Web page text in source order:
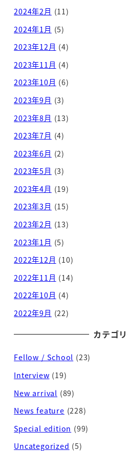
2024年2月 (11)
2024年1月 (5)
2023年12月 (4)
2023年11月 (4)
2023年10月 (6)
2023年9月 (3)
2023年8月 (13)
2023年7月 (4)
2023年6月 (2)
2023年5月 (3)
2023年4月 (19)
2023年3月 (15)
2023年2月 (13)
2023年1月 (5)
2022年12月 (10)
2022年11月 (14)
2022年10月 (4)
2022年9月 (22)
カテゴ
Fellow / School (23)
Interview (19)
New arrival (89)
News feature (228)
Special edition (99)
Uncategorized (5)